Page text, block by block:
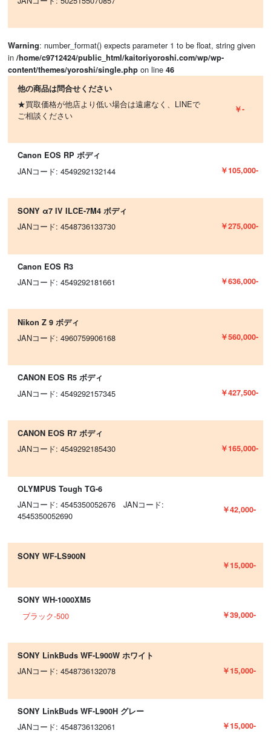
Warning: number_format() expects parameter 1 to be float, string given
in /home/c9712424/public_html/kaitoriyoroshi.com/wp/wp-
content/themes/yoroshi/single.phpon line 46
他の商品は問合せください
★買取価格が他店より低い場合は遠慮なく、LINEで
ご相談ください
￥-
Canon EOS RP ボディ
JANコード: 4549292132144 ￥105,000-
SONY α7 IV ILCE-7M4 ボディ
JANコード: 4548736133730 ￥275,000-
Canon EOS R3
JANコード: 4549292181661 ￥636,000-
Nikon Z 9 ボディ
JANコード: 4960759906168 ￥560,000-
CANON EOS R5 ボディ
JANコード: 4549292157345 ￥427,500-
CANON EOS R7 ボディ
JANコード: 4549292185430 ￥165,000-
OLYMPUS Tough TG-6
JANコード: 4545350052676 JANコード:
4545350052690
￥42,000-
SONY WF-LS900N
￥15,000-
SONY WH-1000XM5
ブラック-500 ￥39,000-
SONY LinkBuds WF-L900W ホワイト
JANコード: 4548736132078 ￥15,000-
SONY LinkBuds WF-L900H グレー
JANコード: 4548736132061 ￥15,000-